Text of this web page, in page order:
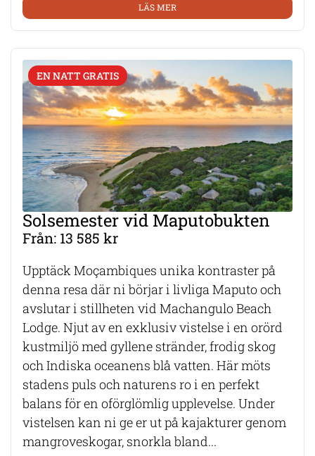
LÄS MER
EN NATT GRATIS
Solsemester vid Maputobukten
Från: 13 585 kr
Upptäck Moçambiques unika kontraster på
denna resa där ni börjar i livliga Maputo och
avslutar i stillheten vid Machangulo Beach
Lodge. Njut av en exklusiv vistelse i en orörd
kustmiljö med gyllene stränder, frodig skog
och Indiska oceanens blå vatten. Här möts
stadens puls och naturens ro i en perfekt
balans för en oförglömlig upplevelse. Under
vistelsen kan ni ge er ut på kajakturer genom
mangroveskogar, snorkla bland...